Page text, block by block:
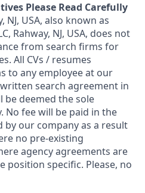
Please Read Carefully
NJ, USA, also known as
Rahway, NJ, USA, does not
from search firms for
All CVs / resumes
to any employee at our
search agreement in
deemed the sole
No fee will be paid in the
by our company as a result
no pre-existing
agency agreements are
position specific. Please, no